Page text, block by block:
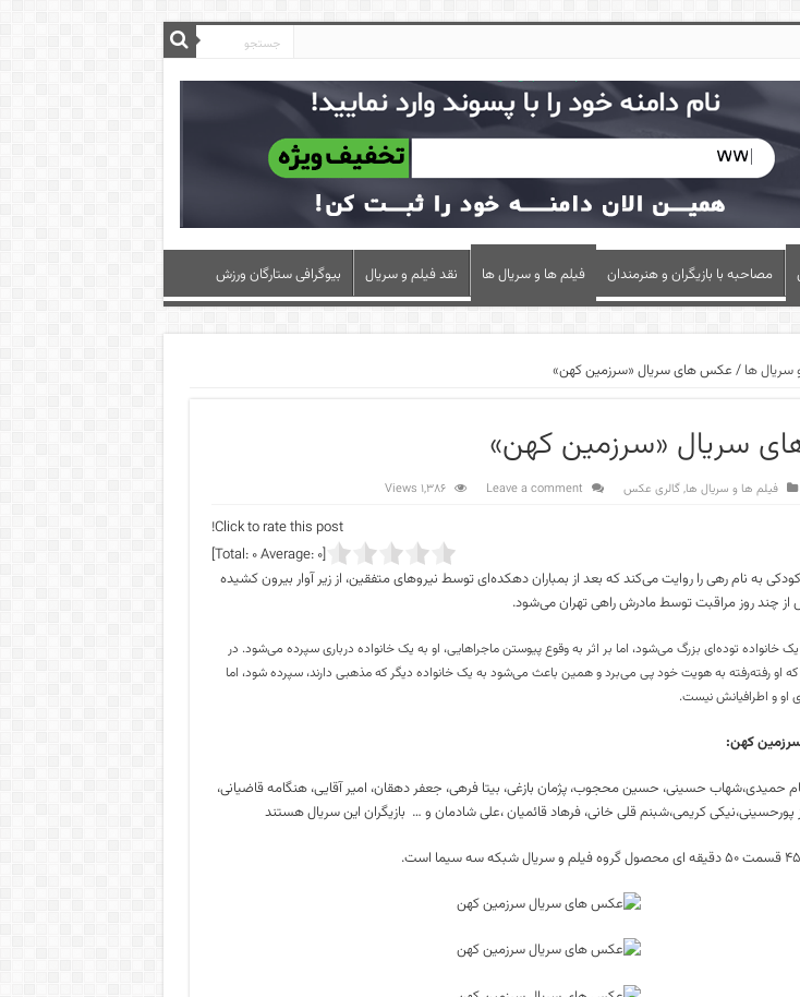
مصاحبه با بازیگران و هنرمندان فیلم ها و سریال ها نقد فیلم و سریال بیوگرافی ستارگان ورزش
سریال ها / عکس های سریال «سرزمین کهن»
سریال «سرزمین کهن»
فیلم ها و سریال ها,گالری عکس Leave a comment
1,386 Views
Click to rate this post!
[Total:
0Average: 0
]
به نام رهی را روایت می‌کند که بعد از بمباران دهکده‌ای توسط نیروهای متفقین، از زیر آوار بیرون کشیده
چند روز مراقبت توسط مادرش راهی تهران می‌شود.
خانواده توده‌ای بزرگ می‌شود، اما بر اثر به وقوع پیوستن ماجراهایی، او به یک خانواده درباری سپرده می‌شود. در
او رفته‌رفته به هویت خود پی می‌برد و همین باعث می‌شود به یک خانواده دیگر که مذهبی دارند، سپرده شود، اما
او و اطرافیانش نیست.
سرزمین کهن:
حمیدی،شهاب حسینی، حسین محجوب، ‌پژمان بازغی، بیتا فرهی، جعفر دهقان، امیر آقایی، هنگامه قاضیانی،
پورحسینی،نیکی کریمی،شبنم قلی خانی، فرهاد قائمیان ،علی شادمان و … بازیگران این سریال هستند